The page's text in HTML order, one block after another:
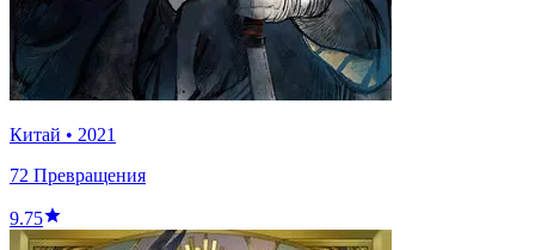
Китай • 2021
72 Превращения
9.75